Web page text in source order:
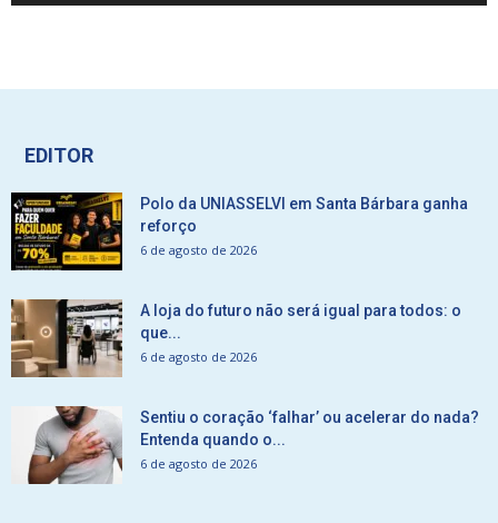
EDITOR
Polo da UNIASSELVI em Santa Bárbara ganha
reforço
6 de agosto de 2026
A loja do futuro não será igual para todos: o
que...
6 de agosto de 2026
Sentiu o coração ‘falhar’ ou acelerar do nada?
Entenda quando o...
6 de agosto de 2026